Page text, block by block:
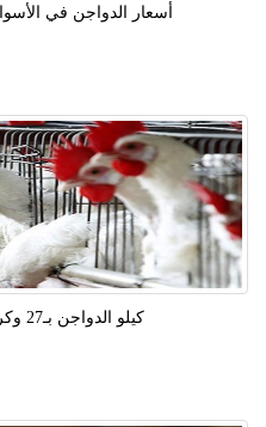
أسعار الدواجن في الأسواق
كيلو الدواجن بـ27 وكرتونة البيض تسجل 42